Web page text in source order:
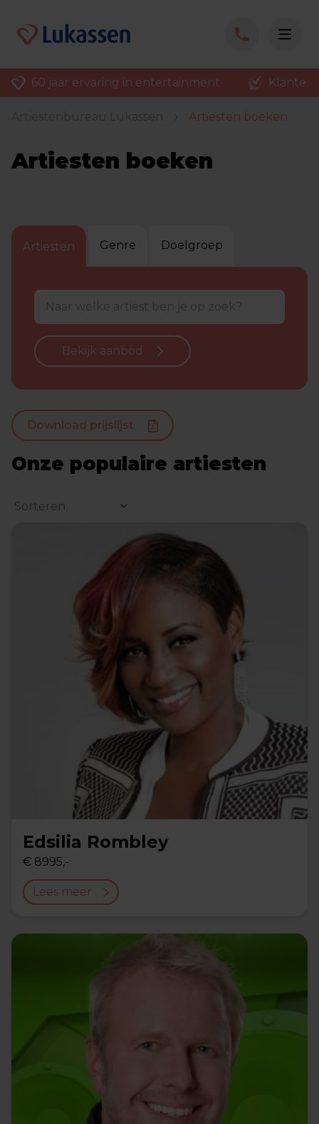
60 jaar ervaring in entertainment
Artiesten boeken
Artiesten boeken
Artiesten Genre Doelgroep
Bekijk aanbod
Download prijslijst
Onze populaire artiesten
Edsilia Rombley
€ 8995,-
Lees meer